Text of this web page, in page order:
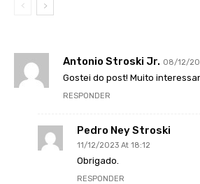
Antonio Stroski Jr. 08/12/
Gostei do post! Muito
RESPONDER
Pedro Ney Stroski
11/12/2023 At 18:12
Obrigado.
RESPONDER